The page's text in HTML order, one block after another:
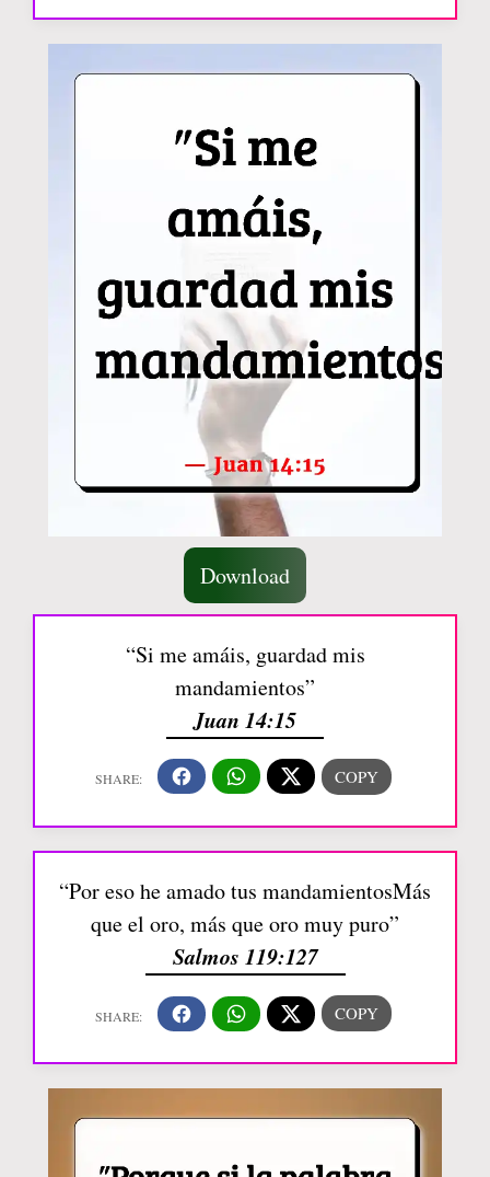
Download
“Si me amáis, guardad mis
mandamientos”
Juan 14:15
“Por eso he amado tus mandamientosMás
que el oro, más que oro muy puro”
Salmos 119:127